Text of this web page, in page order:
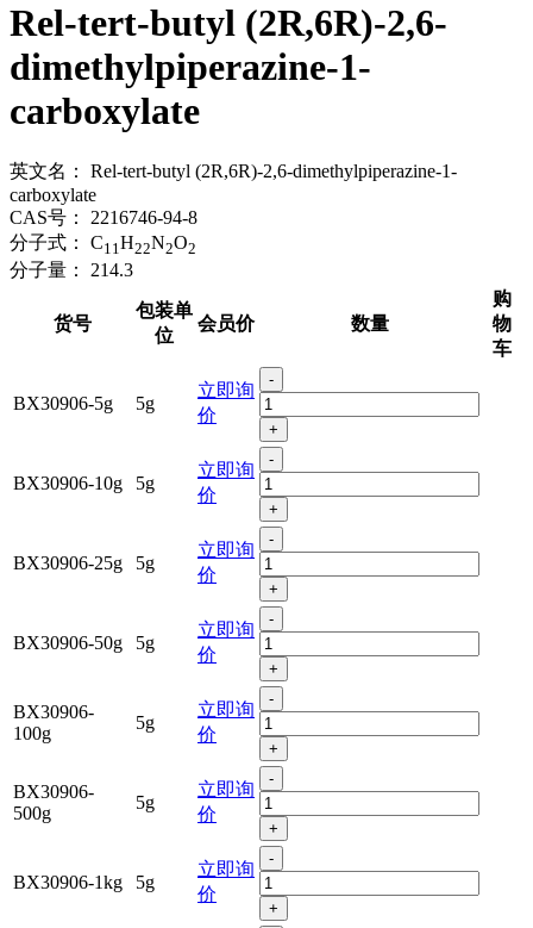
Rel-tert-butyl (2R,6R)-2,6-
dimethylpiperazine-1-
carboxylate
英文名：
Rel-tert-butyl (2R,6R)-2,6-dimethylpiperazine-1-
carboxylate
CAS号：
2216746-94-8
分子式：
C11H22N2O2
分子量： 214.3
货号
包装单
位
会员价 数量
购
物
车
BX30906-5g 5g
立即询
价
-
+
BX30906-10g 5g
立即询
价
-
+
BX30906-25g 5g
立即询
价
-
+
BX30906-50g 5g
立即询
价
-
+
BX30906-
100g
5g
立即询
价
-
+
BX30906-
500g
5g
立即询
价
-
+
BX30906-1kg 5g
立即询
价
-
+